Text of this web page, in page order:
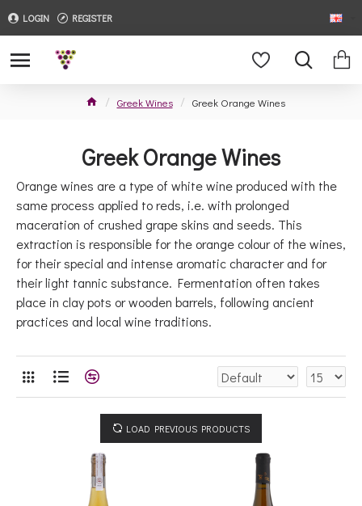
LOGIN REGISTER
Greek Wines Greek Orange Wines
Greek Orange Wines
Orange wines are a type of white wine produced with the
same process applied to reds, i.e. with prolonged
maceration of crushed grape skins and seeds. This
extraction is responsible for the orange colour of the wines,
for their special and intense aromatic character and for
their light tannic substance. Fermentation often takes
place in clay pots or wooden barrels, following ancient
practices and local wine traditions.
LOAD PREVIOUS PRODUCTS